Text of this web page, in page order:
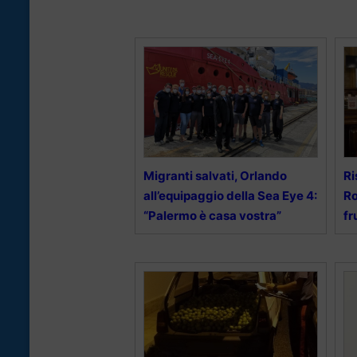
Migranti salvati, Orlando
all’equipaggio della Sea Eye 4:
“Palermo è casa vostra”